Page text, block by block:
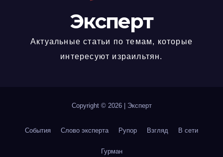
Эксперт
Актуальные статьи по темам, которые
интересуют израильтян.
Copyright © 2026 Эксперт
События Слово эксперта Рупор Взгляд В сети
Гурман